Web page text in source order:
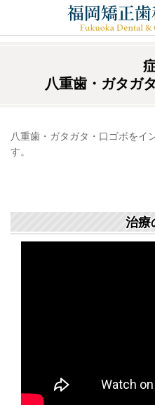
八重歯・ガタガ
八重歯・ガタガタ・口ゴボをイ
す。
治療